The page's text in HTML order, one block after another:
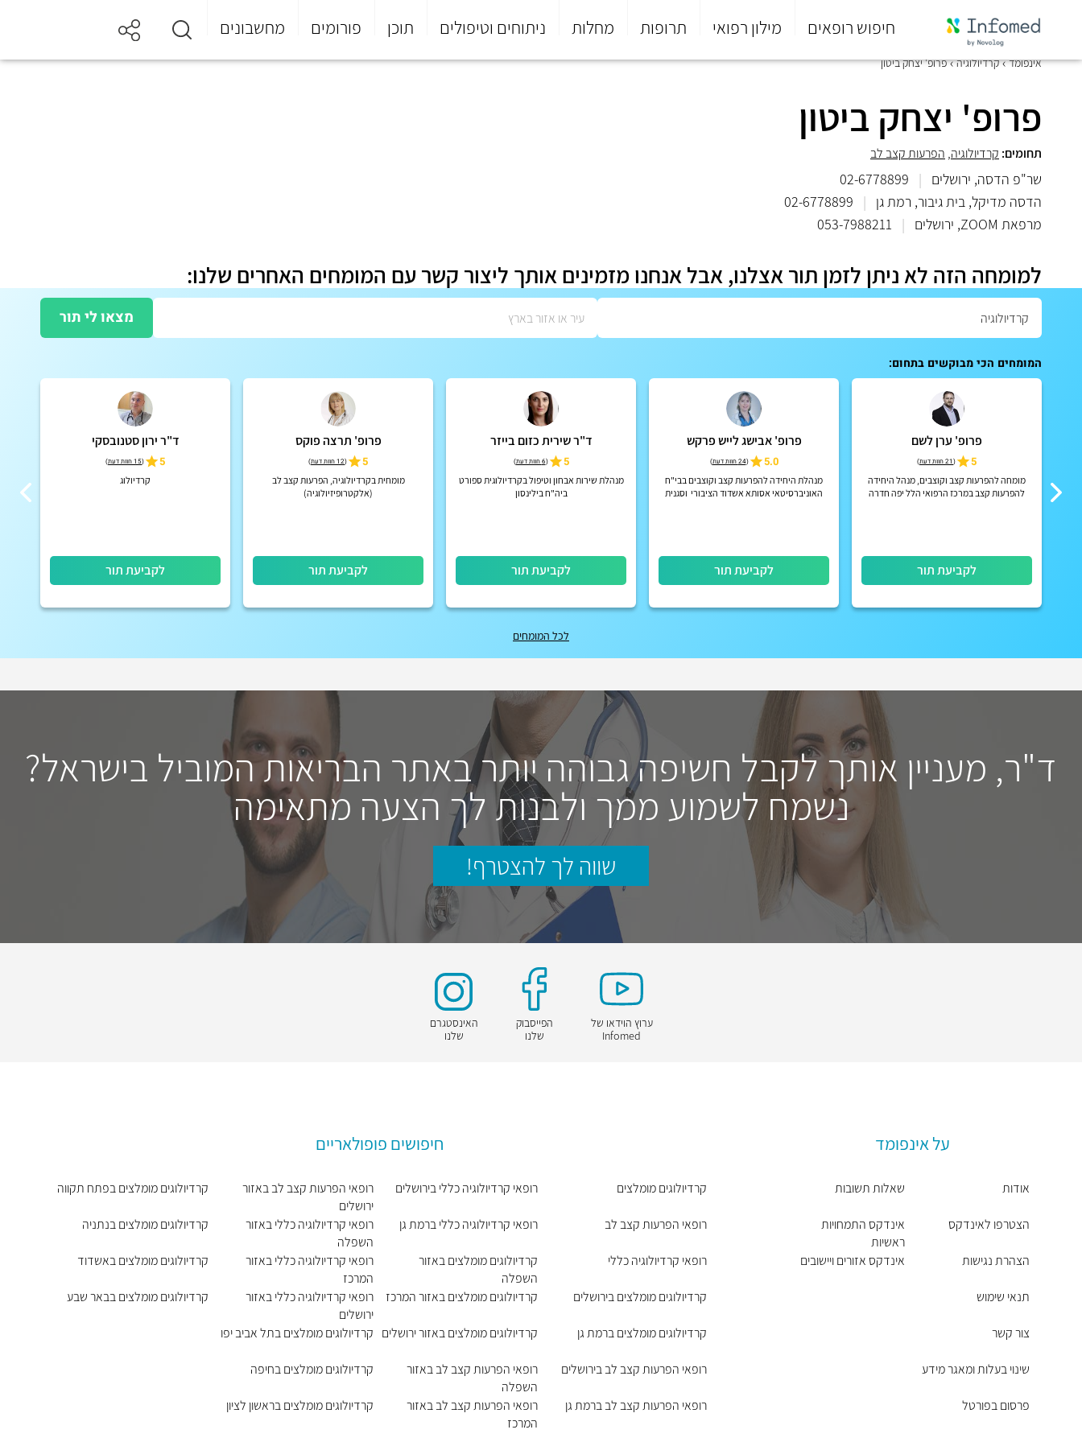
חיפוש רופאים מילון רפואי תרופות מחלות ניתוחים וטיפולים תוכן פורומים מחשבונים
סוף
התפריט
אינפומד קרדיולוגיה פרופ' יצחק ביטון
פרופ' יצחק ביטון
תחומים: קרדיולוגיה, הפרעות קצב לב
שר"פ הדסה, ירושלים |
02-6778899
הדסה מדיקל, בית גיבור, רמת גן
|
02-6778899
מרפאת ZOOM, ירושלים
|
053-7988211
למומחה הזה לא ניתן לזמן תור אצלנו, אבל אנחנו מזמינים אותך ליצור קשר עם המומחים האחרים שלנו:
מצאו לי תור
המומחים הכי מבוקשים בתחום:
פרופ' ערן לשם
5
(21 חוות דעת )
מומחה להפרעות קצב וקוצבים, מנהל היחידה
להפרעות קצב במרכז הרפואי הלל יפה חדרה
לקביעת תור
פרופ' אבישג לייש פרקש
5.0
(24 חוות דעת )
מנהלת היחידה להפרעות קצב וקוצבים בבי"ח
האוניברסיטאי אסותא אשדוד הציבורי וסגנית
לקביעת תור
ד"ר שירית כזום בייזר
5
(6 חוות דעת )
מנהלת שירות אבחון וטיפול בקרדיולוגית ספורט
ביה"ח בילינסון
לקביעת תור
פרופ' תרצה פוקס
5
(12 חוות דעת )
מומחית בקרדיולוגיה, הפרעות קצב לב
(אלקטרופיזיולוגיה)
לקביעת תור
ד"ר ירון סטנובסקי
5
(15 חוות דעת )
קרדיולוג
לקביעת תור
לכל המומחים
ד"ר, מעניין אותך לקבל חשיפה גבוהה יותר באתר הבריאות המוביל בישראל?
נשמח לשמוע ממך ולבנות לך הצעה מתאימה
שווה לך להצטרף!
ערוץ הוידאו של
Infomed
הפייסבוק
שלנו
האינסטגרם
שלנו
על אינפומד
אודות
הצטרפו לאינדקס
הצהרת נגישות
תנאי שימוש
צור קשר
שינוי בעלות ומאגר מידע
פרסום בפורטל
שאלות תשובות
אינדקס התמחויות
ראשיות
אינדקס אזורים ויישובים
חיפושים פופולאריים
קרדיולוגים מומלצים
רופאי הפרעות קצב לב
רופאי קרדיולוגיה כללי
קרדיולוגים מומלצים בירושלים
קרדיולוגים מומלצים ברמת גן
רופאי הפרעות קצב לב בירושלים
רופאי הפרעות קצב לב ברמת גן
רופאי קרדיולוגיה כללי בירושלים
רופאי קרדיולוגיה כללי ברמת גן
קרדיולוגים מומלצים באזור
השפלה
קרדיולוגים מומלצים באזור המרכז
קרדיולוגים מומלצים באזור ירושלים
רופאי הפרעות קצב לב באזור
השפלה
רופאי הפרעות קצב לב באזור
המרכז
רופאי הפרעות קצב לב באזור
ירושלים
רופאי קרדיולוגיה כללי באזור
השפלה
רופאי קרדיולוגיה כללי באזור
המרכז
רופאי קרדיולוגיה כללי באזור
ירושלים
קרדיולוגים מומלצים בתל אביב יפו
קרדיולוגים מומלצים בחיפה
קרדיולוגים מומלצים בראשון לציון
קרדיולוגים מומלצים בפתח תקווה
קרדיולוגים מומלצים בנתניה
קרדיולוגים מומלצים באשדוד
קרדיולוגים מומלצים בבאר שבע